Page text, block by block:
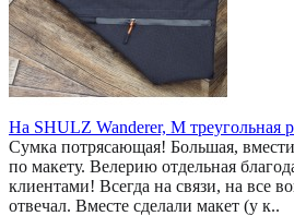
На SHULZ Wanderer, M
Сумка потрясающая! Большая,
по макету. Велерию отдельная
клиентами! Всегда на связи, на все
отвечал. Вместе сделали макет (у к..